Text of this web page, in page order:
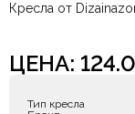
Кресла от
вы сможете
Кроме того,
посидеть в
ЦЕНА:
Тип кресла